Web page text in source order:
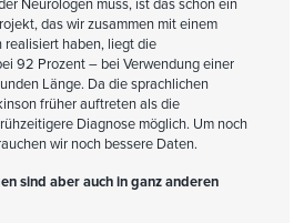
Neurologen muss, ist das schon ein
das wir zusammen mit einem
realisiert haben, liegt die
92 Prozent – bei Verwendung einer
Länge. Da die sprachlichen
früher auftreten als die
Diagnose möglich. Um noch
wir noch bessere Daten.
sind aber auch in ganz anderen